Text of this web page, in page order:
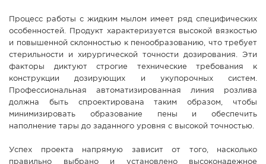
Процесс работы с жидким мылом имеет ряд специфических
особенностей. Продукт характеризуется высокой вязкостью
и повышенной склонностью к пенообразованию, что требует
стерильности и хирургической точности дозирования. Эти
факторы диктуют строгие технические требования к
конструкции дозирующих и укупорочных систем.
Профессиональная автоматизированная линия розлива
должна быть спроектирована таким образом, чтобы
минимизировать образование пены и обеспечить
наполнение тары до заданного уровня с высокой точностью.
Успех проекта напрямую зависит от того, насколько
правильно выбрано и установлено высоконадежное